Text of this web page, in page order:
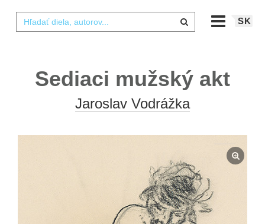
SK
Sediaci mužský akt
Jaroslav Vodrážka